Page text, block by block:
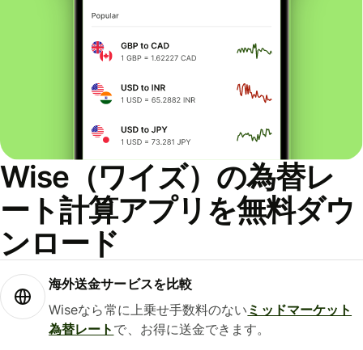
Wise（ワイズ）の為替レ
ート計算アプリを無料ダウ
ンロード
海外送金サービスを比較
Wiseなら常に上乗せ手数料のない ミッドマーケット
為替レート で、お得に送金できます。